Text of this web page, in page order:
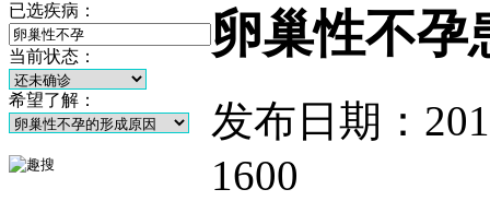
已选疾病：
当前状态：
希望了解：
卵巢性不孕
发布日期：
1600